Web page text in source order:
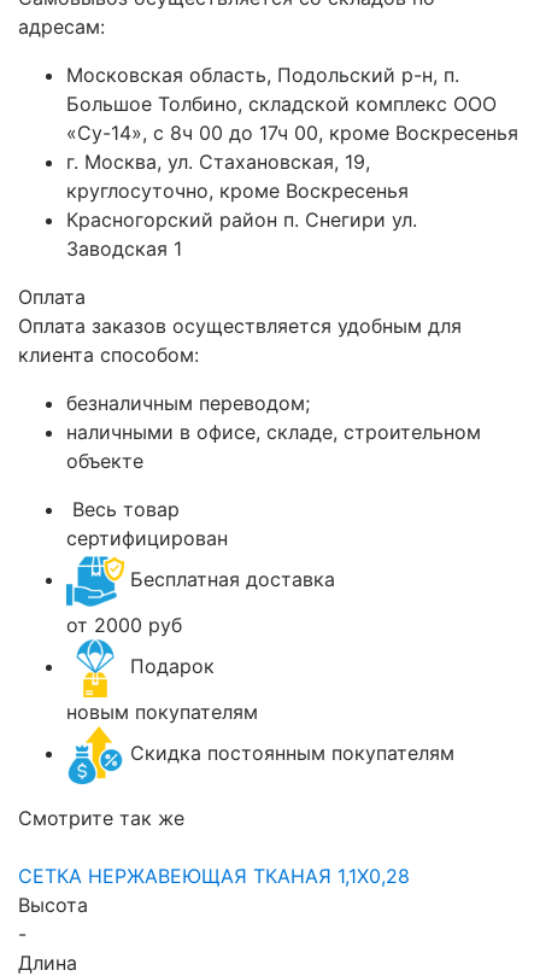
адресам:
Московская область, Подольский р-н, п.
Большое Толбино, складской комплекс ООО
«Су-14», с 8ч 00 до 17ч 00, кроме Воскресенья
г. Москва, ул. Стахановская, 19,
круглосуточно, кроме Воскресенья
Красногорский район п. Снегири ул.
Заводская 1
Оплата
Оплата заказов осуществляется удобным для
клиента способом:
безналичным переводом;
наличными в офисе, складе, строительном
объекте
Весь товар
сертифицирован
Бесплатная доставка
от 2000 руб
Подарок
новым покупателям
Скидка постоянным покупателям
Смотрите так же
СЕТКА НЕРЖАВЕЮЩАЯ ТКАНАЯ 1,1X0,28
Высота
-
Длина